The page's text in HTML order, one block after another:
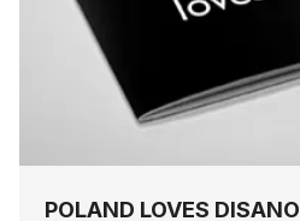
POLAND LOVES DISANO